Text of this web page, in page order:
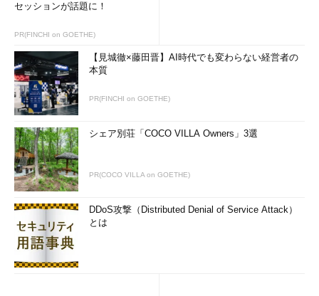
セッションが話題に！
PR(FINCHI on GOETHE)
【見城徹×藤田晋】AI時代でも変わらない経営者の
本質
PR(FINCHI on GOETHE)
シェア別荘「COCO VILLA Owners」3選
PR(COCO VILLA on GOETHE)
DDoS攻撃（Distributed Denial of Service Attack）
とは